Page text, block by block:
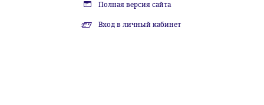
Полная версия сайта
Вход в личный кабинет